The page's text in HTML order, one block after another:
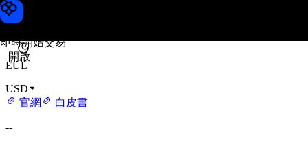
即時開始交易
開啟
Euler 價格
EUL
USD
官網
白皮書
--